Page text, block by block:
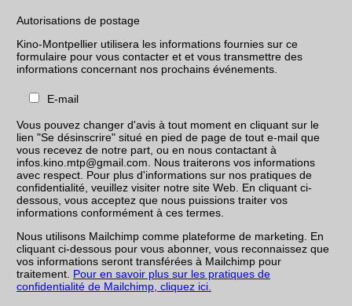
Autorisations de postage
Kino-Montpellier utilisera les informations fournies sur ce
formulaire pour vous contacter et et vous transmettre des
informations concernant nos prochains événements.
E-mail
Vous pouvez changer d'avis à tout moment en cliquant sur le
lien "Se désinscrire" situé en pied de page de tout e-mail que
vous recevez de notre part, ou en nous contactant à
infos.kino.mtp@gmail.com. Nous traiterons vos informations
avec respect. Pour plus d'informations sur nos pratiques de
confidentialité, veuillez visiter notre site Web. En cliquant ci-
dessous, vous acceptez que nous puissions traiter vos
informations conformément à ces termes.
Nous utilisons Mailchimp comme plateforme de marketing. En
cliquant ci-dessous pour vous abonner, vous reconnaissez que
vos informations seront transférées à Mailchimp pour
traitement. Pour en savoir plus sur les pratiques de
confidentialité de Mailchimp, cliquez ici.